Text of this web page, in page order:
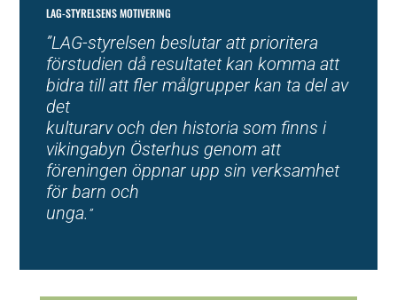
LAG-STYRELSENS MOTIVERING
”LAG-styrelsen beslutar att prioritera
förstudien då resultatet kan komma att
bidra till att fler målgrupper kan ta del av
det
kulturarv och den historia som finns i
vikingabyn Österhus genom att
föreningen öppnar upp sin verksamhet
för barn och
unga. ”